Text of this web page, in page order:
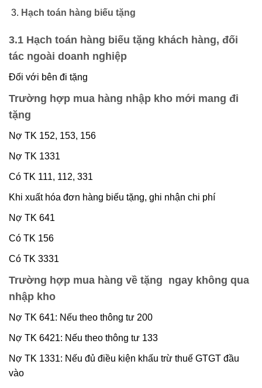
Hạch toán hàng biếu tặng
3.1 Hạch toán hàng biếu tặng khách hàng, đối
tác ngoài doanh nghiệp
Đối với bên đi tặng
Trường hợp mua hàng nhập kho mới mang đi
tặng
Nợ TK 152, 153, 156
Nợ TK 1331
Có TK 111, 112, 331
Khi xuất hóa đơn hàng biếu tặng, ghi nhận chi phí
Nợ TK 641
Có TK 156
Có TK 3331
Trường hợp mua hàng về tặng ngay không qua
nhập kho
Nợ TK 641: Nếu theo thông tư 200
Nợ TK 6421: Nếu theo thông tư 133
Nợ TK 1331: Nếu đủ điều kiện khấu trừ thuế GTGT đầu
vào